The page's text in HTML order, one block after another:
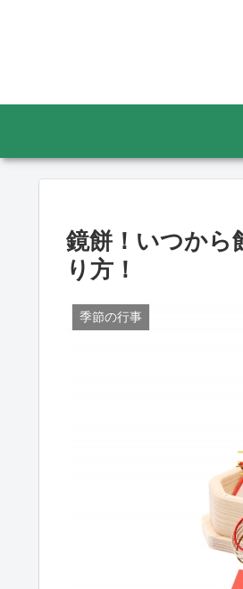
鏡餅！いつから
り方！
季節の行事